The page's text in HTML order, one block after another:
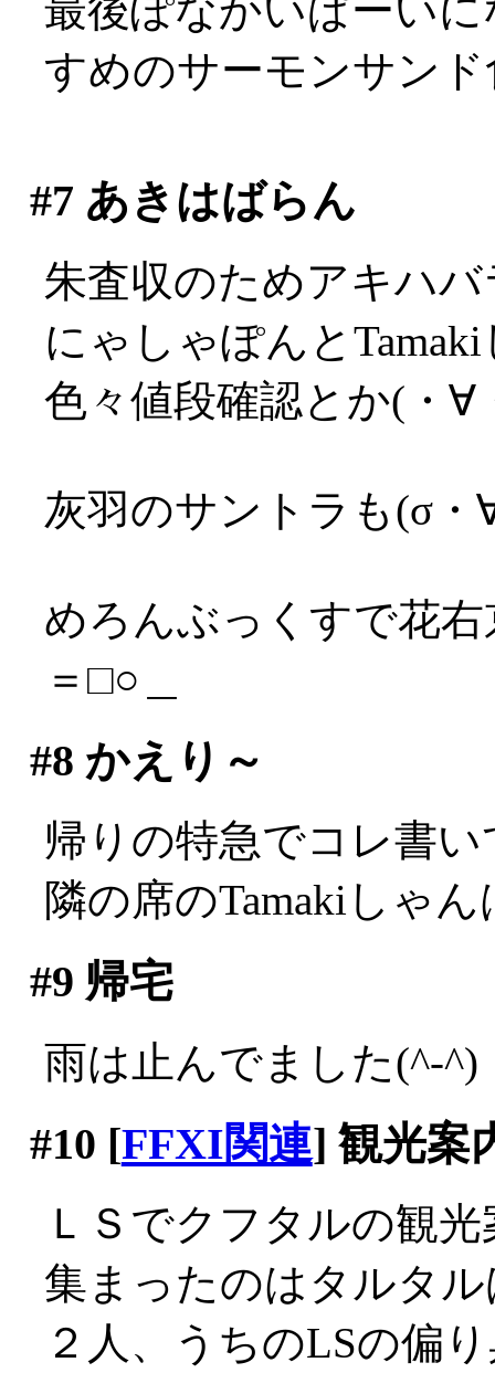
最後ぽなかいぱーい
すめのサーモンサン
#7 あきはばらん
朱査収のためアキハバ
にゃしゃぽんと
色々値段確認とか(・∀
灰羽のサントラも(σ・
めろんぶっくすで花
＝□○＿
#8 かえり～
帰りの特急でコレ書
隣の席のTamakiしゃ
#9 帰宅
雨は止んでました(^-^)
#10 [FFXI関連] 観光案
ＬＳでクフタルの観
集まったのはタルタ
２人、うちのLSの偏